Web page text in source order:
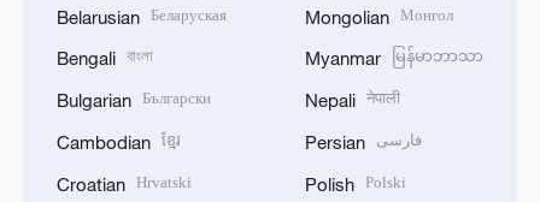
Belarusian Беларуская
Bengali বাংলা
Bulgarian Български
Cambodian ខ្មែរ
Croatian Hrvatski
Mongolian Монгол
Myanmar မြန်မာဘာသာ
Nepali नेपाली
Persian فارسی
Polish Polski